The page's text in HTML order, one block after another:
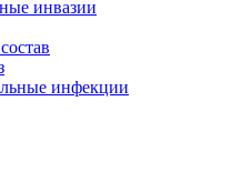
инвазии
инфекции